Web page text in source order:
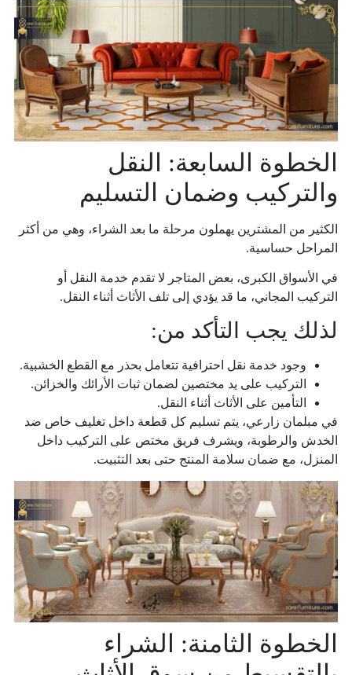
الخطوة السابعة: النقل
والتركيب وضمان التسليم
الكثير من المشترين يهملون مرحلة ما بعد الشراء، وهي من أكثر
المراحل حساسية.
في الأسواق الكبرى، بعض المتاجر لا تقدم خدمة النقل أو
التركيب المجاني، ما قد يؤدي إلى تلف الأثاث أثناء النقل.
لذلك يجب التأكد من:
وجود خدمة نقل احترافية تتعامل بحذر مع القطع الخشبية.
التركيب على يد مختصين لضمان ثبات الأرائك والخزائن.
التأمين على الأثاث أثناء النقل.
في مبلمان زارعي، يتم تسليم كل قطعة داخل تغليف خاص ضد
الخدش والرطوبة، ويشرف فريق مختص على التركيب داخل
المنزل، مع ضمان سلامة المنتج حتى بعد التثبيت.
الخطوة الثامنة: الشراء